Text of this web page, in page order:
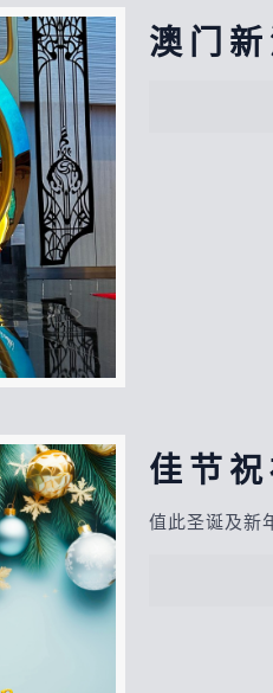
澳门
佳节祝
值此圣诞及新